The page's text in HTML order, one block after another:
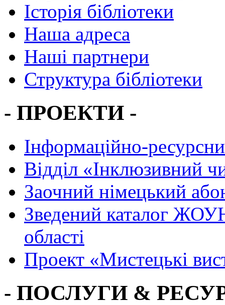
Історія бібліотеки
Наша адреса
Наші партнери
Структура бібліотеки
- ПРОЕКТИ -
Інформаційно-
Вiддiл «Інклюзивний
Заочний німецький
Зведений каталог
області
Проект «Мистецькі
- ПОСЛУГИ &